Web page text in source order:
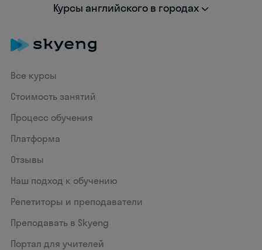
Курсы английского в городах
Все курсы
Стоимость занятий
Процесс обучения
Платформа
Отзывы
Наш подход к обучению
Репетиторы и преподаватели
Преподавать в Skyeng
Портал для учителей